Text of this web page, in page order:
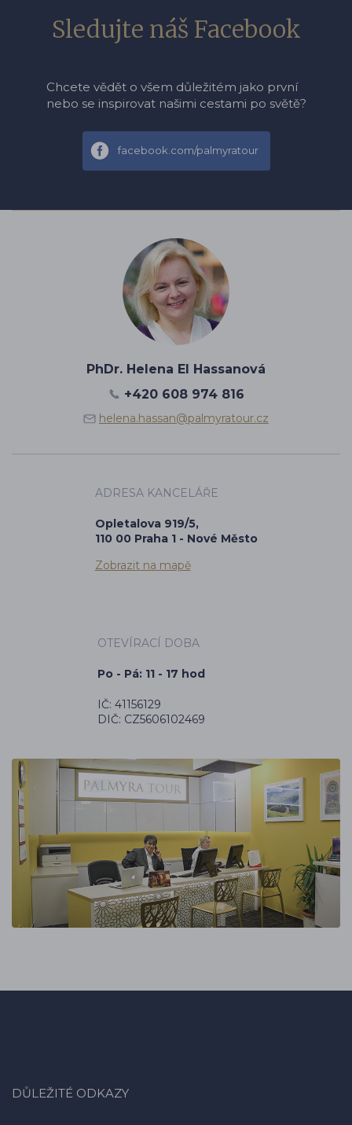
Sledujte náš Facebook
Chcete vědět o všem důležitém jako první
nebo se inspirovat našimi cestami po světě?
facebook.com/palmyratour
PhDr. Helena El Hassanová
+420 608 974 816
helena.hassan@palmyratour.cz
ADRESA KANCELÁŘE
Opletalova 919/5,
110 00 Praha 1 - Nové Město
Zobrazit na mapě
OTEVÍRACÍ DOBA
Po - Pá: 11 - 17 hod
IČ: 41156129
DIČ: CZ5606102469
DŮLEŽITÉ ODKAZY